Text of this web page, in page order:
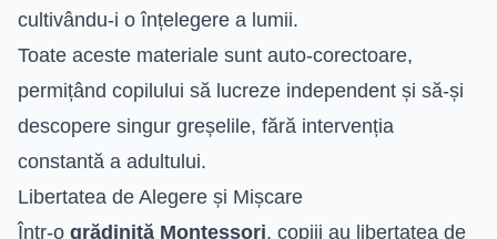
cultivându-i o înțelegere a lumii.
Toate aceste materiale sunt auto-corectoare,
permițând copilului să lucreze independent și să-și
descopere singur greșelile, fără intervenția
constantă a adultului.
Libertatea de Alegere și Mișcare
Într-o grădiniță Montessori, copiii au libertatea de